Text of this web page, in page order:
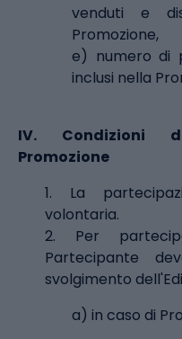
venduti e
Promozione,
e) numero di
inclusi nella
IV. Condizioni
Promozione
1. La
volontaria.
2. Per
Partecipante
svolgimento
a) in caso di